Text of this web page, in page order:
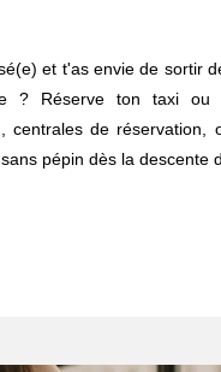
et t'as envie de sortir
? Réserve ton taxi ou
centrales de réservation,
pépin dès la descente